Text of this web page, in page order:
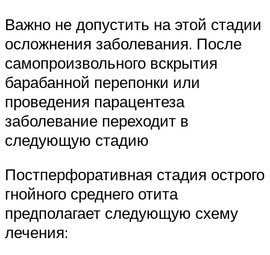
Важно не допустить на этой стадии
осложнения заболевания. После
самопроизвольного вскрытия
барабанной перепонки или
проведения парацентеза
заболевание переходит в
следующую стадию
Постперфоративная стадия острого
гнойного среднего отита
предполагает следующую схему
лечения: